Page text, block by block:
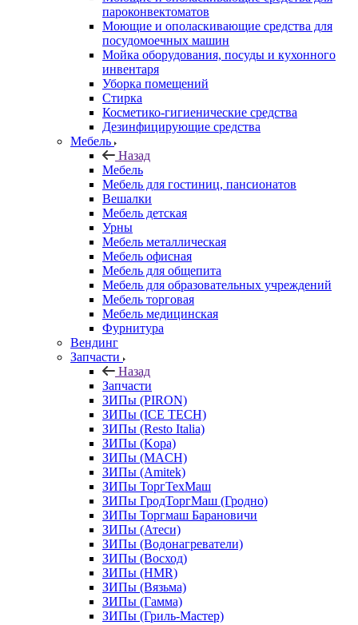
пароконвектоматов
Моющие и ополаскивающие средства для
посудомоечных машин
Мойка оборудования, посуды и кухонного
инвентаря
Уборка помещений
Стирка
Косметико-гигиенические средства
Дезинфицирующие средства
Мебель
Назад
Мебель
Мебель для гостиниц, пансионатов
Вешалки
Мебель детская
Урны
Мебель металлическая
Мебель офисная
Мебель для общепита
Мебель для образовательных учреждений
Мебель торговая
Мебель медицинская
Фурнитура
Вендинг
Запчасти
Назад
Запчасти
ЗИПы (PIRON)
ЗИПы (ICE TECH)
ЗИПы (Resto Italia)
ЗИПы (Kopa)
ЗИПы (MACH)
ЗИПы (Amitek)
ЗИПы ТоргТехМаш
ЗИПы ГродТоргМаш (Гродно)
ЗИПы Торгмаш Барановичи
ЗИПы (Атеси)
ЗИПы (Водонагреватели)
ЗИПы (Восход)
ЗИПы (HMR)
ЗИПы (Вязьма)
ЗИПы (Гамма)
ЗИПы (Гриль-Мастер)